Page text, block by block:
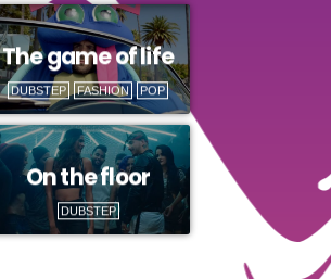
The game of life
DUBSTEP FASHION POP
On the floor
DUBSTEP